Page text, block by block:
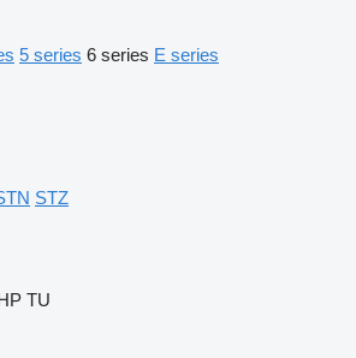
5 series 6 series E series
STZ
TU